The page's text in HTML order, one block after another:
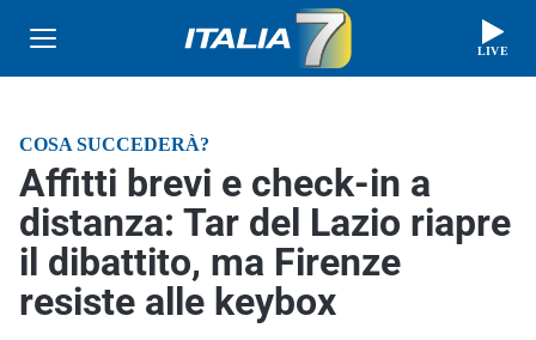
LIVE
COSA SUCCEDERÀ?
Affitti brevi e check-in a
distanza: Tar del Lazio riapre
il dibattito, ma Firenze
resiste alle keybox